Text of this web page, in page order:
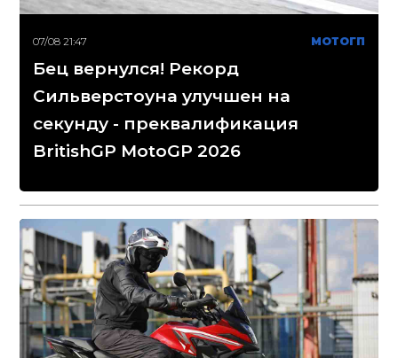
07/08 21:47 МОТОГП
Бец вернулся! Рекорд
Сильверстоуна улучшен на
секунду - преквалификация
BritishGP MotoGP 2026